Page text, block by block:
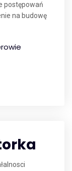
postępowań
na budowę